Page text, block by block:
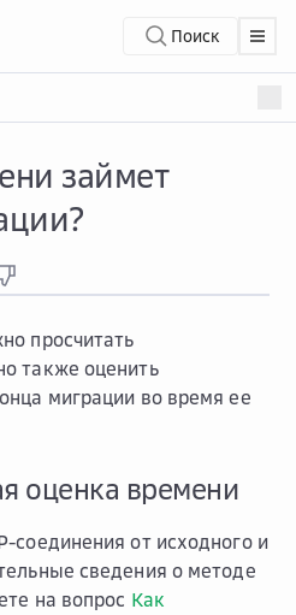
Поиск
займет
просчитать
также оценить
миграции во время ее
оценка времени
соединения от исходного и
сведения о методе
на вопрос Как